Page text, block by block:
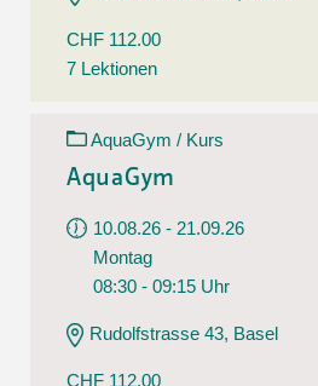
CHF 112.00
7 Lektionen
AquaGym / Kurs
AquaGym
10.08.26 - 21.09.26
Montag
08:30 - 09:15 Uhr
Rudolfstrasse 43, Basel
CHF 112.00